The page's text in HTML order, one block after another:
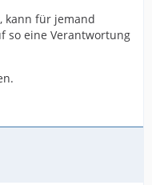
kann für jemand
so eine Verantwortung